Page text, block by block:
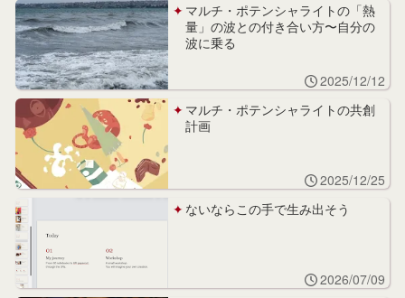
マルチ・ポテンシャライトの「熱
量」の波との付き合い方〜自分の
波に乗る
2025/12/12
マルチ・ポテンシャライトの共創
計画
2025/12/25
ないならこの手で生み出そう
2026/07/09